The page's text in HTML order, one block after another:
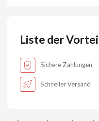
Liste der
Sichere Zahlungen
Schneller Versand